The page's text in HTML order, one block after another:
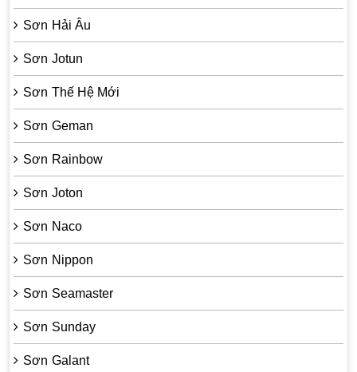
Sơn Hải Âu
Sơn Jotun
Sơn Thế Hệ Mới
Sơn Geman
Sơn Rainbow
Sơn Joton
Sơn Naco
Sơn Nippon
Sơn Seamaster
Sơn Sunday
Sơn Galant